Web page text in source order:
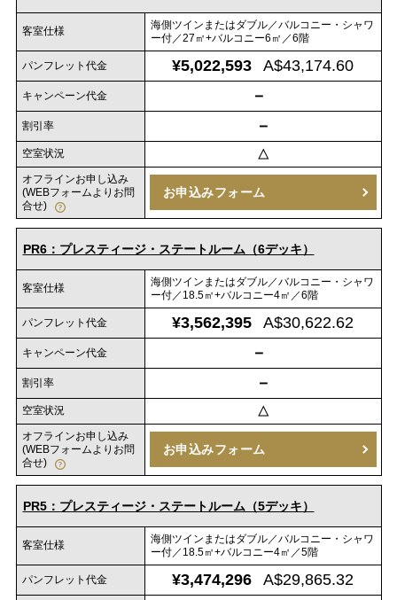
客室仕様
海側ツインまたはダブル／バルコニー・シャワ
ー付／27㎡+バルコニー6㎡／6階
パンフレット代金 ¥5,022,593 A$43,174.60
キャンペーン代金 －
割引率 －
空室状況 △
オフラインお申し込み
(WEBフォームよりお問
合せ)
お申込みフォーム
PR6：プレスティージ・ステートルーム（6デッキ）
客室仕様
海側ツインまたはダブル／バルコニー・シャワ
ー付／18.5㎡+バルコニー4㎡／6階
パンフレット代金 ¥3,562,395 A$30,622.62
キャンペーン代金 －
割引率 －
空室状況 △
オフラインお申し込み
(WEBフォームよりお問
合せ)
お申込みフォーム
PR5：プレスティージ・ステートルーム（5デッキ）
客室仕様
海側ツインまたはダブル／バルコニー・シャワ
ー付／18.5㎡+バルコニー4㎡／5階
パンフレット代金 ¥3,474,296 A$29,865.32